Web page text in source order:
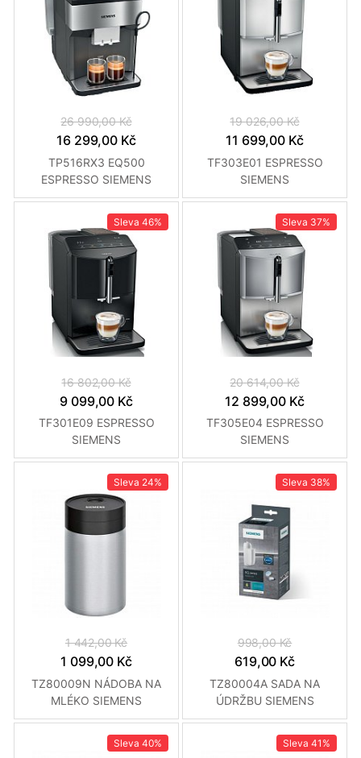
26 990,00 Kč
16 299,00 Kč
TP516RX3 EQ500
ESPRESSO SIEMENS
19 026,00 Kč
11 699,00 Kč
TF303E01 ESPRESSO
SIEMENS
Sleva 46%
16 802,00 Kč
9 099,00 Kč
TF301E09 ESPRESSO
SIEMENS
Sleva 37%
20 614,00 Kč
12 899,00 Kč
TF305E04 ESPRESSO
SIEMENS
Sleva 24%
1 442,00 Kč
1 099,00 Kč
TZ80009N NÁDOBA NA
MLÉKO SIEMENS
Sleva 38%
998,00 Kč
619,00 Kč
TZ80004A SADA NA
ÚDRŽBU SIEMENS
Sleva 40% Sleva 41%